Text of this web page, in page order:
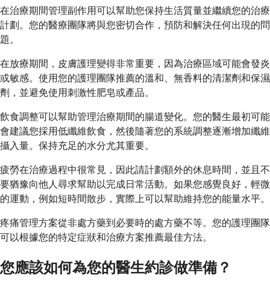
在治療期間管理副作用可以幫助您保持生活質量並繼續您的治療
計劃。您的醫療團隊將與您密切合作，預防和解決任何出現的問
題。
在放療期間，皮膚護理變得非常重要，因為治療區域可能會發炎
或敏感。使用您的護理團隊推薦的溫和、無香料的清潔劑和保濕
劑，並避免使用刺激性肥皂或產品。
飲食調整可以幫助管理治療期間的腸道變化。您的醫生最初可能
會建議您採用低纖維飲食，然後隨著您的系統調整逐漸增加纖維
攝入量。保持充足的水分尤其重要。
疲勞在治療過程中很常見，因此請計劃額外的休息時間，並且不
要猶豫向他人尋求幫助以完成日常活動。如果您感覺良好，輕微
的運動，例如短時間散步，實際上可以幫助維持您的能量水平。
疼痛管理方案從非處方藥到必要時的處方藥不等。您的護理團隊
可以根據您的特定症狀和治療方案推薦最佳方法。
您應該如何為您的醫生約診做準備？